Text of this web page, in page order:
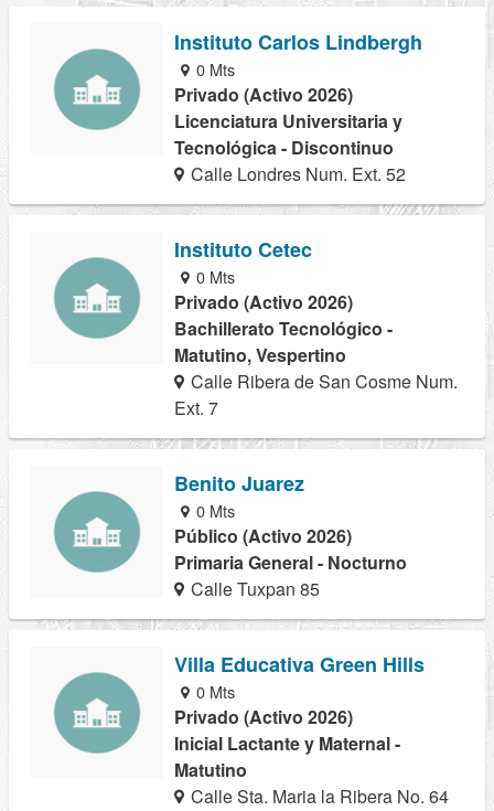
Instituto Carlos Lindbergh
0 Mts
Privado (Activo 2026)
Licenciatura Universitaria y
Tecnológica - Discontinuo
Calle Londres Num. Ext. 52
Instituto Cetec
0 Mts
Privado (Activo 2026)
Bachillerato Tecnológico -
Matutino, Vespertino
Calle Ribera de San Cosme Num.
Ext. 7
Benito Juarez
0 Mts
Público (Activo 2026)
Primaria General - Nocturno
Calle Tuxpan 85
Villa Educativa Green Hills
0 Mts
Privado (Activo 2026)
Inicial Lactante y Maternal -
Matutino
Calle Sta. Maria la Ribera No. 64